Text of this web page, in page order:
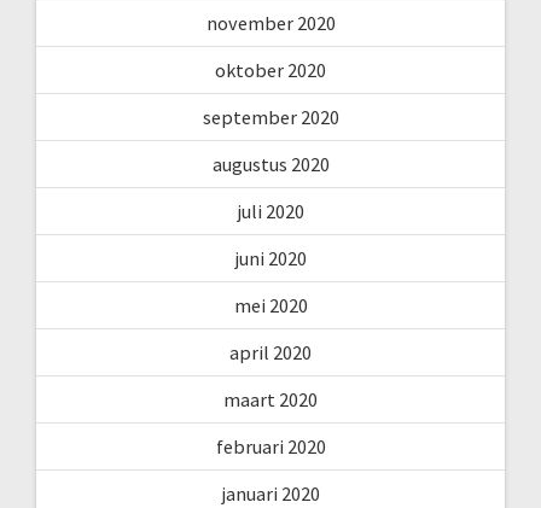
november 2020
oktober 2020
september 2020
augustus 2020
juli 2020
juni 2020
mei 2020
april 2020
maart 2020
februari 2020
januari 2020